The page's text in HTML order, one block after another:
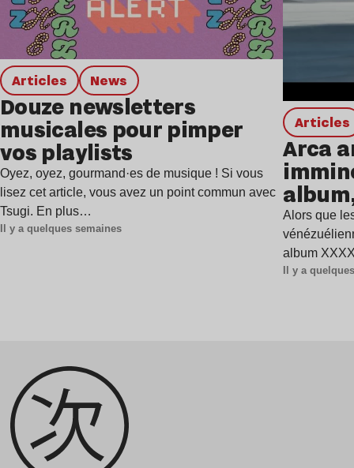
Articles news
Douze newsletters
musicales pour pimper
vos playlists
Oyez, oyez, gourmand·es de musique ! Si vous
lisez cet article, vous avez un point commun avec
Tsugi. En plus…
Il y a quelques semaines
Articles
Arca
Alors que
album
Il y a